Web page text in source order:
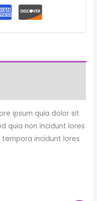
ipsum quia dolor sit
quia non incidunt lores
incidunt lores